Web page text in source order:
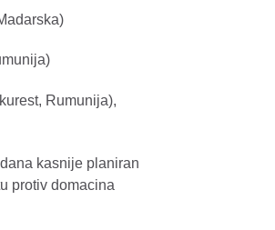
Rumunija),
kasnije planiran
protiv domacina